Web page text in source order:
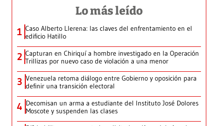
Lo más leído
1 Caso Alberto Llerena: las claves del enfrentamiento en el
edificio Hatillo
2 Capturan en Chiriquí a hombre investigado en la Operación
Trillizas por nuevo caso de violación a una menor
3 Venezuela retoma diálogo entre Gobierno y oposición para
definir una transición electoral
4 Decomisan un arma a estudiante del Instituto José Dolores
Moscote y suspenden las clases